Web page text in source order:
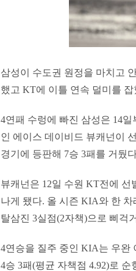
삼성이 수도권 원정을 마치고
했고 KT에 이틀 연속 덜미를 잡
4연패 수렁에 빠진 삼성은 14
인 에이스 데이비드 뷰캐넌이
경기에 등판해 7승 3패를 거뒀
뷰캐넌은 12일 수원 KT전에
나게 됐다. 올 시즌 KIA와 한 차
탈삼진 3실점(2자책)으로 삐걱
4연승을 질주 중인 KIA는 우완
4승 3패(평균 자책점 4.92)로